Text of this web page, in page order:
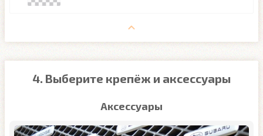
4. Выберите крепёж и аксессуары
Аксессуары